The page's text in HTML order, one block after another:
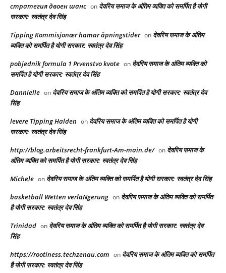
стратегия двоен шанс on देवरिय समाज के अंतिम व्यक्ति को समर्पित है योगी
सरकार: स्वतंत्र देव सिंह
Tipping Kommisjonær hamar åpningstider on देवरिय समाज के अंतिम
व्यक्ति को समर्पित है योगी सरकार: स्वतंत्र देव सिंह
pobjednik formula 1 Prvenstvo kvote on देवरिय समाज के अंतिम व्यक्ति को
समर्पित है योगी सरकार: स्वतंत्र देव सिंह
Dannielle on देवरिय समाज के अंतिम व्यक्ति को समर्पित है योगी सरकार: स्वतंत्र देव
सिंह
levere Tipping Halden on देवरिय समाज के अंतिम व्यक्ति को समर्पित है योगी
सरकार: स्वतंत्र देव सिंह
http://blog.arbeitsrecht-frankfurt-Am-main.de/ on देवरिय समाज के
अंतिम व्यक्ति को समर्पित है योगी सरकार: स्वतंत्र देव सिंह
Michele on देवरिय समाज के अंतिम व्यक्ति को समर्पित है योगी सरकार: स्वतंत्र देव सिंह
basketball Wetten verläNgerung on देवरिय समाज के अंतिम व्यक्ति को समर्पित
है योगी सरकार: स्वतंत्र देव सिंह
Trinidad on देवरिय समाज के अंतिम व्यक्ति को समर्पित है योगी सरकार: स्वतंत्र देव
सिंह
https://rootiness.techzenau.com on देवरिय समाज के अंतिम व्यक्ति को समर्पित
है योगी सरकार: स्वतंत्र देव सिंह